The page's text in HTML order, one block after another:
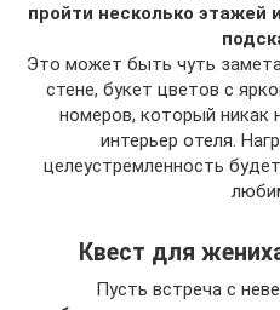
пройти несколько этажей
Это может быть чуть
стене, букет цветов с
номеров, который никак
интерьер отеля.
целеустремленность
Квест для
Пусть встреча с